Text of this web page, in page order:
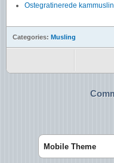
Ostegratinerede
Categories: Musling
Mobile Theme